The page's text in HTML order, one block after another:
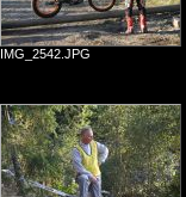
IMG_2542.JPG